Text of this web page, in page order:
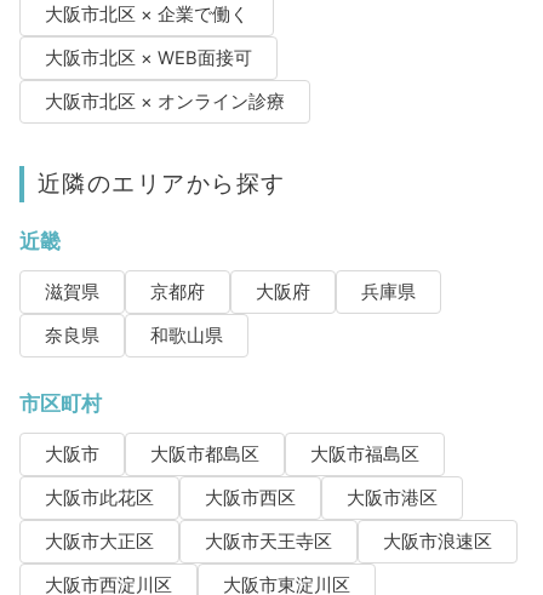
大阪市北区 × 企業で働く
大阪市北区 × WEB面接可
大阪市北区 × オンライン診療
近隣のエリアから探す
近畿
滋賀県 京都府 大阪府
兵庫県
奈良県
和歌山県
市区町村
大阪市 大阪市都島区
大阪市福島区
大阪市此花区
大阪市西区
大阪市港区
大阪市大正区
大阪市天王寺区
大阪市浪速区
大阪市西淀川区
大阪市東淀川区